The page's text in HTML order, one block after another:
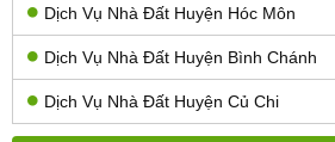
Dịch Vụ Nhà Đất Huyện Hóc Môn
Dịch Vụ Nhà Đất Huyện Bình Chánh
Dịch Vụ Nhà Đất Huyện Củ Chi